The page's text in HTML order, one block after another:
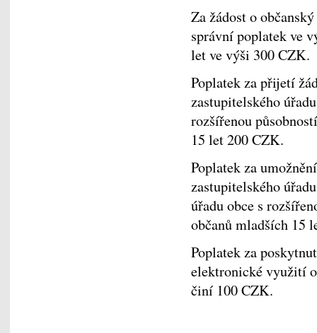
Za žádost o
správní poplatek ve
let ve výši 300 CZK.
Poplatek za přijetí
zastupitelského
rozšířenou
15 let 200 CZK.
Poplatek za
zastupitelského
úřadu obce s
občanů mladších 15
Poplatek za
elektronické využití
činí 100 CZK.